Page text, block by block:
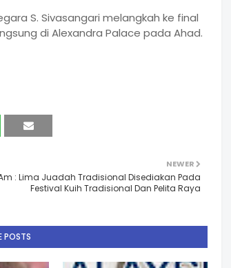
S. Sivasangari melangkah ke final
di Alexandra Palace pada Ahad.
NEWER
: Lima Juadah Tradisional Disediakan Pada
Festival Kuih Tradisional Dan Pelita Raya
POSTS